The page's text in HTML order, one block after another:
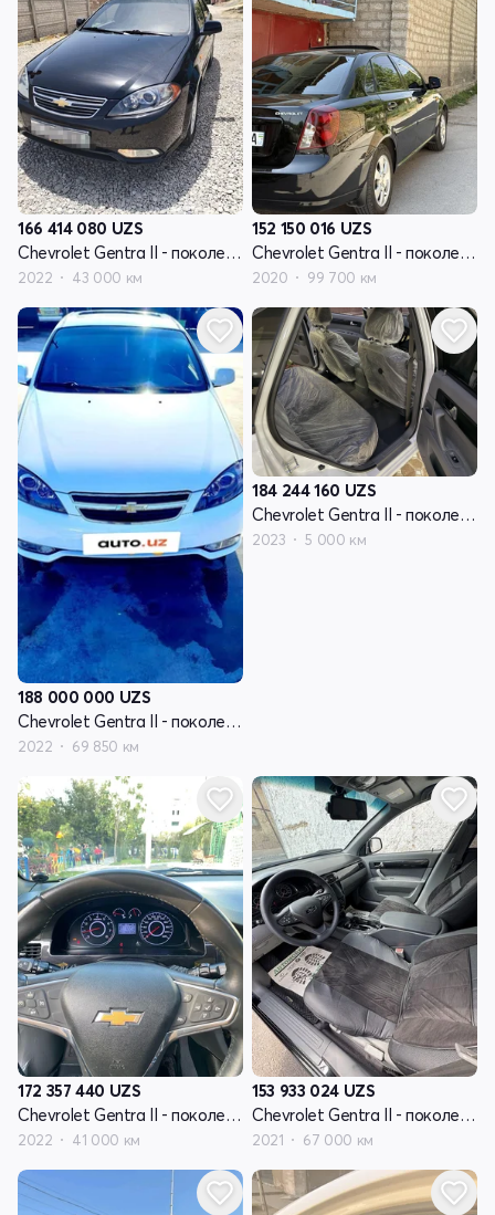
166 414 080 UZS
Chevrolet Gentra II - поколение
2022 43 000 км
152 150 016 UZS
Chevrolet Gentra II - поколение
2020 99 700 км
188 000 000 UZS
Chevrolet Gentra II - поколение
2022 69 850 км
184 244 160 UZS
Chevrolet Gentra II - поколение
2023 5 000 км
172 357 440 UZS
Chevrolet Gentra II - поколение
2022 41 000 км
153 933 024 UZS
Chevrolet Gentra II - поколение
2021 67 000 км